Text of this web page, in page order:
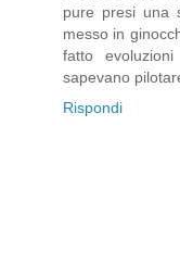
pure presi una
messo in
fatto
sapevano
Rispondi